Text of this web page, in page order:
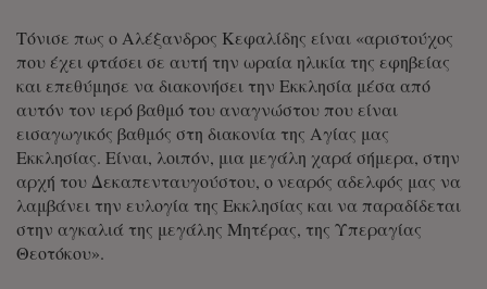
Τόνισε πως ο Αλέξανδρος Κεφαλίδης είναι «αριστούχος
που έχει φτάσει σε αυτή την ωραία ηλικία της εφηβείας
και επεθύμησε να διακονήσει την Εκκλησία μέσα από
αυτόν τον ιερό βαθμό του αναγνώστου που είναι
εισαγωγικός βαθμός στη διακονία της Αγίας μας
Εκκλησίας. Είναι, λοιπόν, μια μεγάλη χαρά σήμερα, στην
αρχή του Δεκαπενταυγούστου, ο νεαρός αδελφός μας να
λαμβάνει την ευλογία της Εκκλησίας και να παραδίδεται
στην αγκαλιά της μεγάλης Μητέρας, της Υπεραγίας
Θεοτόκου».